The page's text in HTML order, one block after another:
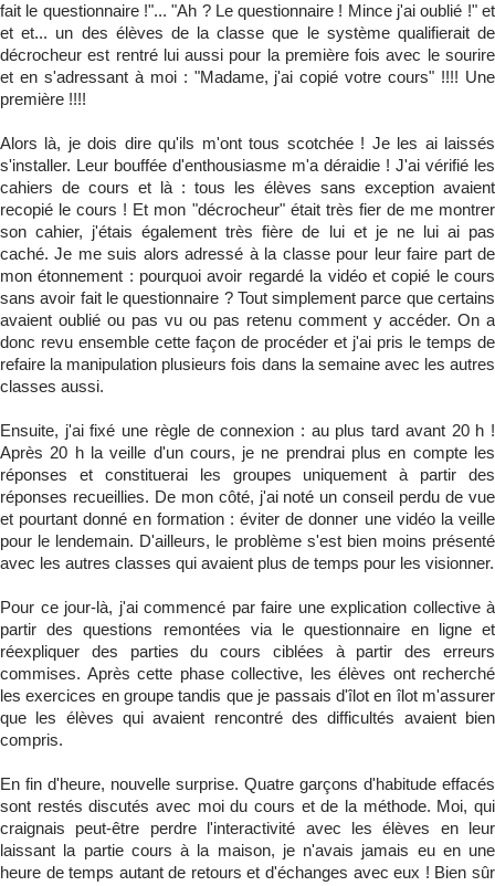
fait le questionnaire !"... "Ah ? Le questionnaire ! Mince j'ai oublié !" et
et et... un des élèves de la classe que le système qualifierait de
décrocheur est rentré lui aussi pour la première fois avec le sourire
et en s'adressant à moi : "Madame, j'ai copié votre cours" !!!! Une
première !!!!
Alors là, je dois dire qu'ils m'ont tous scotchée ! Je les ai laissés
s'installer. Leur bouffée d'enthousiasme m'a déraidie ! J'ai vérifié les
cahiers de cours et là : tous les élèves sans exception avaient
recopié le cours ! Et mon "décrocheur" était très fier de me montrer
son cahier, j'étais également très fière de lui et je ne lui ai pas
caché. Je me suis alors adressé à la classe pour leur faire part de
mon étonnement : pourquoi avoir regardé la vidéo et copié le cours
sans avoir fait le questionnaire ? Tout simplement parce que certains
avaient oublié ou pas vu ou pas retenu comment y accéder. On a
donc revu ensemble cette façon de procéder et j'ai pris le temps de
refaire la manipulation plusieurs fois dans la semaine avec les autres
classes aussi.
Ensuite, j'ai fixé une règle de connexion : au plus tard avant 20 h !
Après 20 h la veille d'un cours, je ne prendrai plus en compte les
réponses et constituerai les groupes uniquement à partir des
réponses recueillies. De mon côté, j'ai noté un conseil perdu de vue
et pourtant donné en formation : éviter de donner une vidéo la veille
pour le lendemain. D'ailleurs, le problème s'est bien moins présenté
avec les autres classes qui avaient plus de temps pour les visionner.
Pour ce jour-là, j'ai commencé par faire une explication collective à
partir des questions remontées via le questionnaire en ligne et
réexpliquer des parties du cours ciblées à partir des erreurs
commises. Après cette phase collective, les élèves ont recherché
les exercices en groupe tandis que je passais d'îlot en îlot m'assurer
que les élèves qui avaient rencontré des difficultés avaient bien
compris.
En fin d'heure, nouvelle surprise. Quatre garçons d'habitude effacés
sont restés discutés avec moi du cours et de la méthode. Moi, qui
craignais peut-être perdre l'interactivité avec les élèves en leur
laissant la partie cours à la maison, je n'avais jamais eu en une
heure de temps autant de retours et d'échanges avec eux ! Bien sûr